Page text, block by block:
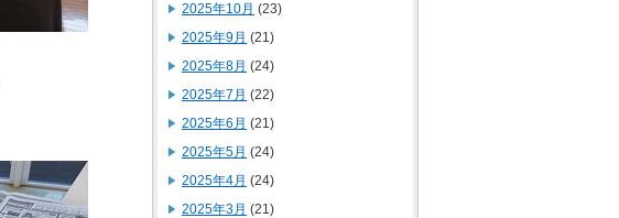
2025年10月 (23)
2025年9月 (21)
2025年8月 (24)
2025年7月 (22)
2025年6月 (21)
2025年5月 (24)
2025年4月 (24)
2025年3月 (21)